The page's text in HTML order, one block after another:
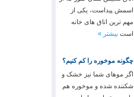
اسمش پیداست، یکی از
مهم ترین اتاق های خانه
است بیشتر »
چگونه موخوره را کم کنیم؟
اگر موهای شما نیز خشک و
شکننده شده و موخوره هم